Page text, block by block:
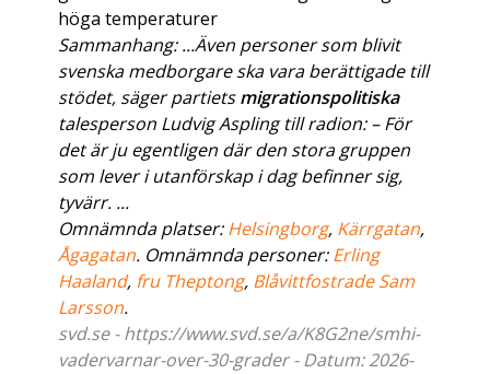
höga temperaturer
Sammanhang: ...Även personer som blivit
svenska medborgare ska vara berättigade till
stödet, säger partietsmigrationspolitiska
talesperson Ludvig Aspling till radion: – För
det är ju egentligen där den stora gruppen
som lever i utanförskap i dag befinner sig,
tyvärr. ...
Omnämnda platser:Helsingborg, Kärrgatan,
Ågagatan. Omnämnda personer:Erling
Haaland, fru Theptong, Blåvittfostrade Sam
Larsson.
svd.se - https://www.svd.se/a/K8G2ne/smhi-
vadervarnar-over-30-grader - Datum: 2026-